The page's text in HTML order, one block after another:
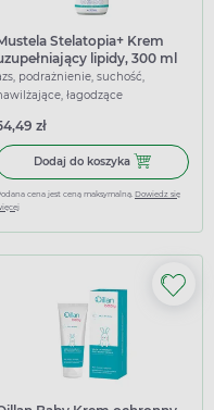
Sensitive, krem, 20 g
Stelatopia+ Krem
lipidy, 300 ml
podrażnienie, suchość,
łagodzące
zł
Dodaj do koszyka Dodaj do
cena jest ceną maksymalną. Dowiedz się